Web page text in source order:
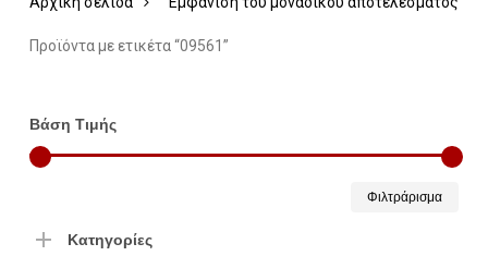
Προϊόντα με ετικέτα “09561”
Βάση Τιμής
Φιλτράρισμα
Κατηγορίες